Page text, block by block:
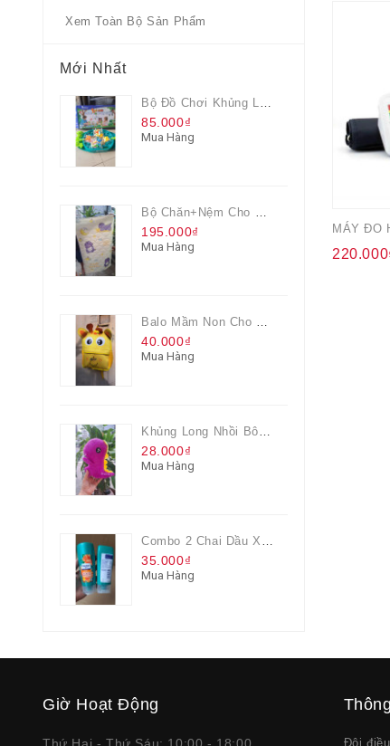
Xem Toàn Bộ Sản Phẩm
Mới Nhất
Bộ Đồ Chơi Khủng Long Đại Chiến
85.000₫
Mua Hàng
Bộ Chăn+nệm Cho Bé Everon Quà Từ Pediasure
195.000₫
Mua Hàng
Balo Mầm Non Cho Bé Grow Màu Vàng
40.000₫
Mua Hàng
Khủng Long Nhồi Bông Cho Bé Chơi Màu Tím
28.000₫
Mua Hàng
Combo 2 Chai Dầu Xả Rejoice 3IN1 Siêu Mềm Mượt Chai 60ML
35.000₫
Mua Hàng
MÁY ĐO
Giờ Hoạt Động
Đôi